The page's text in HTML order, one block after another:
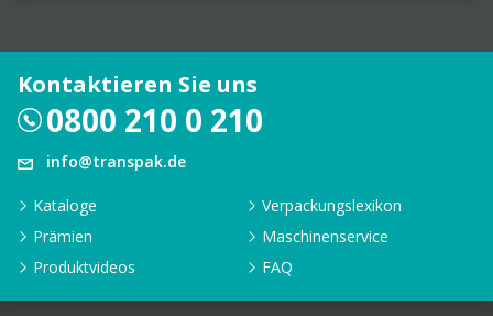
Kontaktieren Sie uns
0800 210 0 210
info@transpak.de
Kataloge
Verpackungslexikon
Prämien
Maschinenservice
Produktvideos
FAQ